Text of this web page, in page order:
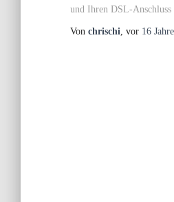
und Ihren DSL-
Von chrischi, vor 16